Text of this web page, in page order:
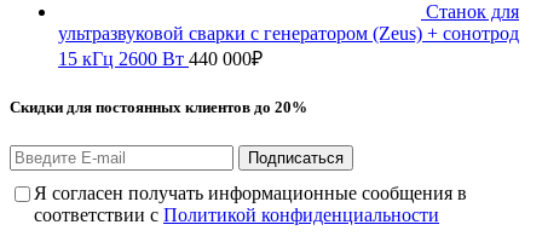
Станок для
ультразвуковой сварки с генератором (Zeus) + сонотрод
15 кГц 2600 Вт 440 000₽
Скидки для постоянных клиентов до 20%
Подписаться
Я согласен получать информационные сообщения в
соответствии с Политикой конфиденциальности